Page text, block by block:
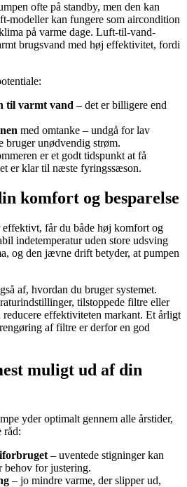
ofte på standby, men den kan
modeller kan fungere som aircondition
på varme dage. Luft-til-vand-
brugsvand med høj effektivitet, fordi
til varmt vand – det er billigere end
med omtanke – undgå for lav
bruger unødvendig strøm.
er et godt tidspunkt at få
er klar til næste fyringssæson.
komfort og besparelse
effektivt, får du både høj komfort og
indetemperatur uden store udsving
og den jævne drift betyder, at pumpen
af, hvordan du bruger systemet.
tilstoppede filtre eller
effektiviteten markant. Et årligt
af filtre er derfor en god
muligt ud af din
yder optimalt gennem alle årstider,
råd:
– uventede stigninger kan
behov for justering.
– jo mindre varme, der slipper ud,